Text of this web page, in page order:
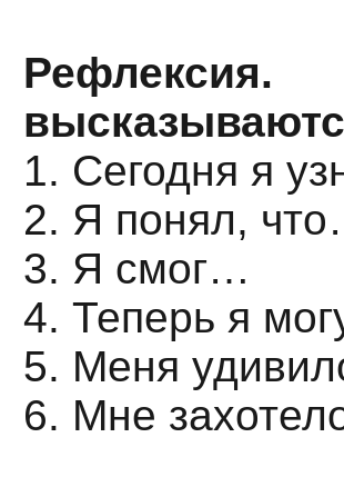
1. Сегодня я
2. Я понял,
3. Я смог…
4. Теперь я
5. Меня
6. Мне